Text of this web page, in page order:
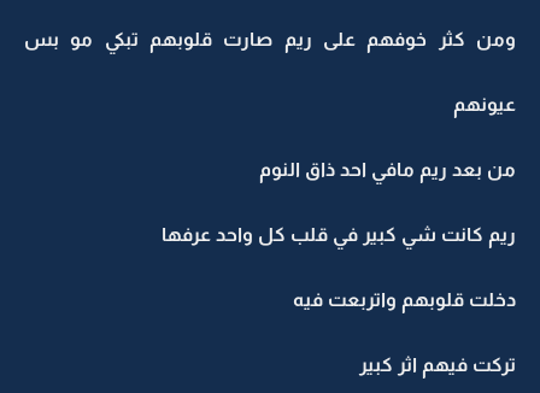
ومن كثر خوفهم على ريم صارت قلوبهم تبكي مو بس
عيونهم
من بعد ريم مافي احد ذاق النوم
ريم كانت شي كبير في قلب كل واحد عرفها
دخلت قلوبهم واتربعت فيه
تركت فيهم اثر كبير